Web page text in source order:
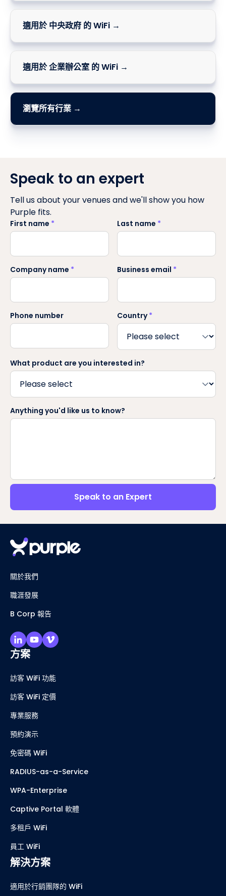
適用於 企業辦公室 的 WiFi →
Speak to an expert
Tell us about your venues and we'll show you how
Purple fits.
First name* Last name*
Company name* Business email*
Phone number Country*
What product are you interested in?
Speak to an Expert
關於我們
職涯發展
方案
訪客 WiFi 功能
訪客 WiFi 定價
專業服務
預約演示
免密碼 WiFi
RADIUS-as-a-Service
WPA-Enterprise
Captive Portal 軟體
多租戶 WiFi